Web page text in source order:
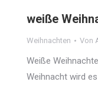
weiße
Weihnachten Von
Weiße
Weihnacht wird